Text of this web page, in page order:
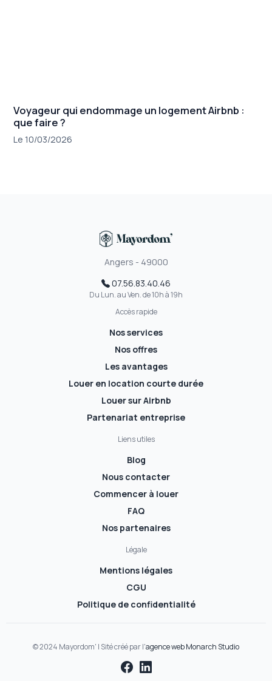
Voyageur qui endommage un logement Airbnb :
que faire ?
Le 10/03/2026
Angers - 49000
07.56.83.40.46
Du Lun. au Ven. de 10h à 19h
Accès rapide
Nos services
Nos offres
Les avantages
Louer en location courte durée
Louer sur Airbnb
Partenariat entreprise
Liens utiles
Blog
Nous contacter
Commencer à louer
FAQ
Nos partenaires
Légale
Mentions légales
CGU
Politique de confidentialité
© 2024 Mayordom' | Sité créé par l'agence web Monarch Studio